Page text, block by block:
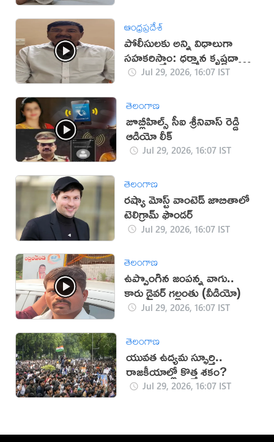
ఆంధ్రప్రదేశ్
పోలీసులకు అన్ని విధాలుగా
సహకరిస్తాం: ధర్మాన కృష్ణదాస్
(వీడియో)
Jul 29, 2026, 16:07 IST
తెలంగాణ
జూబ్లీహిల్స్ సీఐ శ్రీనివాస్ రెడ్డి
ఆడియో లీక్
Jul 29, 2026, 16:07 IST
తెలంగాణ
రష్యా మోస్ట్ వాంటెడ్ జాబితాలో
టెలిగ్రామ్ ఫౌండర్
Jul 29, 2026, 16:07 IST
తెలంగాణ
ఉప్పొంగిన జంపన్న వాగు..
కారు డ్రైవర్ గల్లంతు (వీడియో)
Jul 29, 2026, 16:07 IST
తెలంగాణ
యువత ఉద్యమ స్ఫూర్తి..
రాజకీయాల్లో కొత్త శకం?
Jul 29, 2026, 16:07 IST